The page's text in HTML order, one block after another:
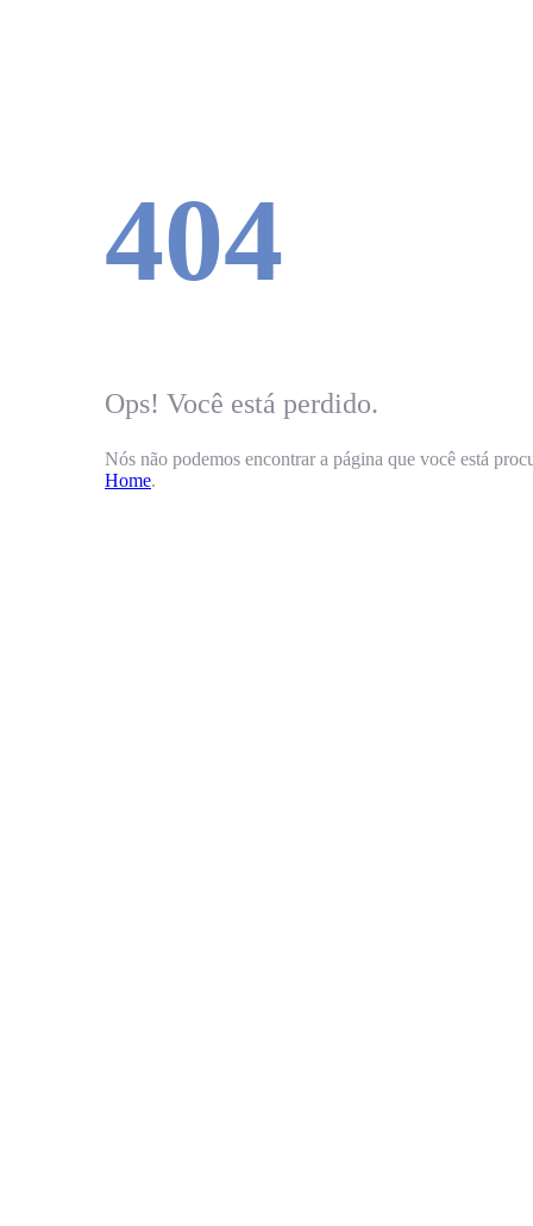
404
Ops! Você está perdido.
Nós não podemos encontrar a página que você está
Home.